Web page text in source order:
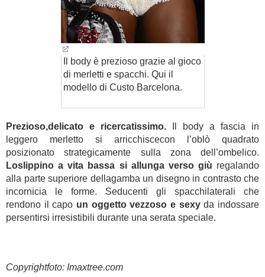
Il body è prezioso grazie al gioco
di merletti e spacchi. Qui il
modello di Custo Barcelona.
Prezioso,delicato e ricercatissimo. Il body a fascia in
leggero merletto si arricchiscecon l’oblò quadrato
posizionato strategicamente sulla zona dell’ombelico.
Loslippino a vita bassa si allunga verso giù regalando
alla parte superiore dellagamba un disegno in contrasto che
incornicia le forme. Seducenti gli spacchilaterali che
rendono il capo un oggetto vezzoso e sexyda indossare
persentirsi irresistibili durante una serata speciale.
Copyrightfoto: Imaxtree.com